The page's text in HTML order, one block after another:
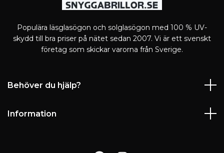
Populära läsglasögon och solglasögon med 100 % UV-
skydd till bra priser på nätet sedan 2007. Vi är ett svenskt
företag som skickar varorna från Sverige.
Behöver du hjälp?
Information